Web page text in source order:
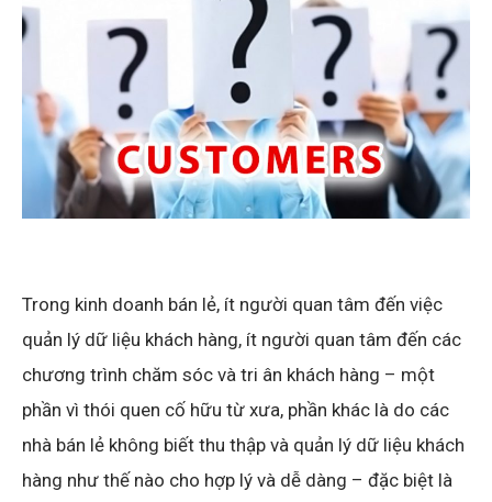
Trong kinh doanh bán lẻ, ít người quan tâm đến việc
quản lý dữ liệu khách hàng, ít người quan tâm đến các
chương trình chăm sóc và tri ân khách hàng – một
phần vì thói quen cố hữu từ xưa, phần khác là do các
nhà bán lẻ không biết thu thập và quản lý dữ liệu khách
hàng như thế nào cho hợp lý và dễ dàng – đặc biệt là